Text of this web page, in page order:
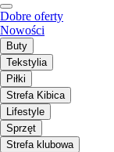
Dobre oferty
Nowości
Buty
Tekstylia
Piłki
Strefa Kibica
Lifestyle
Sprzęt
Strefa klubowa